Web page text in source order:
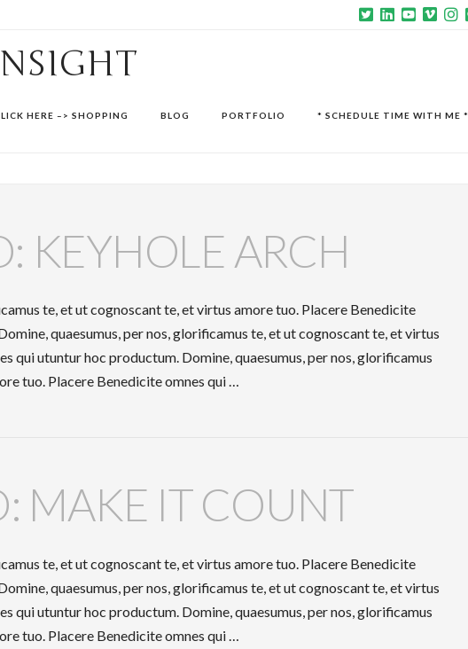
HERE –> SHOPPING BLOG PORTFOLIO * SCHEDULE TIME WITH ME *
KEYHOLE ARCH
te, et ut cognoscant te, et virtus amore tuo. Placere Benedicite
quaesumus, per nos, glorificamus te, et ut cognoscant te, et virtus
qui utuntur hoc productum. Domine, quaesumus, per nos, glorificamus
tuo. Placere Benedicite omnes qui …
MAKE IT COUNT
te, et ut cognoscant te, et virtus amore tuo. Placere Benedicite
quaesumus, per nos, glorificamus te, et ut cognoscant te, et virtus
qui utuntur hoc productum. Domine, quaesumus, per nos, glorificamus
tuo. Placere Benedicite omnes qui …